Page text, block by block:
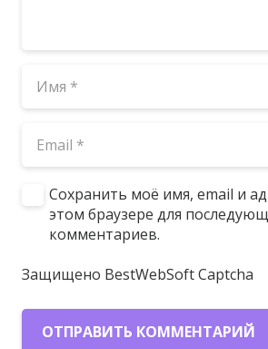
Сохранить моё имя, email и
этом браузере для
комментариев.
Защищено BestWebSoft Captcha
ОТПРАВИТЬ КОММЕНТАРИЙ